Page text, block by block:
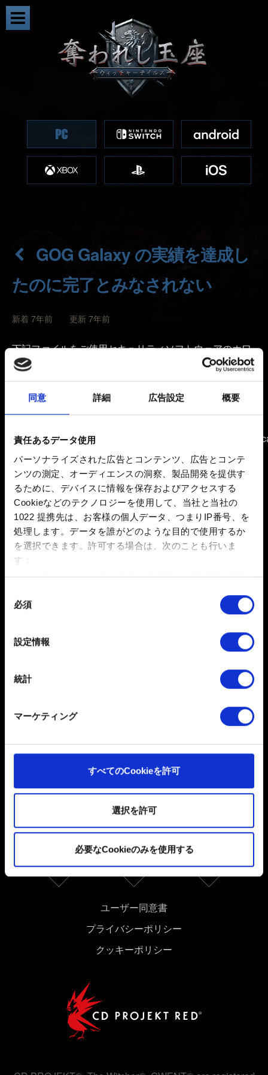
同意 詳細 広告設定 概要
責任あるデータ使用
パーソナライズされた広告とコンテンツ、広告とコンテ
ンツの測定、オーディエンスの洞察、製品開発を提供す
るために、デバイスに情報を保存およびアクセスする
Cookieなどのテクノロジーを使用して、当社と当社の
1022 提携先は、お客様の個人データ、つまりIP番号、を
処理します。データを誰がどのような目的で使用するか
を選択できます。 許可する場合は、次のことも行いま
す：
数メートル以内の誤差の地理的な位置情報を収集
特定の特性（フィンガープリント）を積極的にス
詳細セクション
で個人データの処理方法と設定を行って
ください。「Cookie宣言」からいつでも同意を変更また
だくために必要なものです。その他のCookieは、ウェブ
サイトの品質向上のために、オプションとして技術的お
た、ソーシャルメディア上などでお客様が興味を持ちそ
うなコンテンツをお届けするために、一部のCookieをパ
これらのオプションが有効になることはありません。
細は、下記の「設定」メニューでご確認ください。
必須
設定情報
統計
マーケティング
すべてのCookieを許可
選択を許可
必要なCookieのみを使用する
GOG Galaxy の実績を達成し
たのに完了とみなされない
新着 7年前 更新 7年前
下記ファイルをご使用セキュリティソフトウェアのホワ
イトリストに追加し、実績の解除を再度お試しくださ
い：
C:\Program Files (x86)\GOG Galaxy\GalaxyClient.exe
それでも GOG Galaxy の実績に関する問題が解決しない
場合は、お問い合わせください。その際は下記情報の提
供をよろしくお願いいたします：
- 正確な実績名。
- それによって実績達成となるはずであったアクション
の具体的な内容。
- 条件を達成した日付と時刻（+タイムゾーン）。
日本語
ソーシャルメディア
ユーザー同意書
プライバシーポリシー
クッキーポリシー